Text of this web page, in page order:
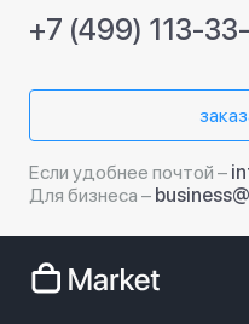
+7 (499) 113-
Если удобнее почтой –
Для бизнеса –